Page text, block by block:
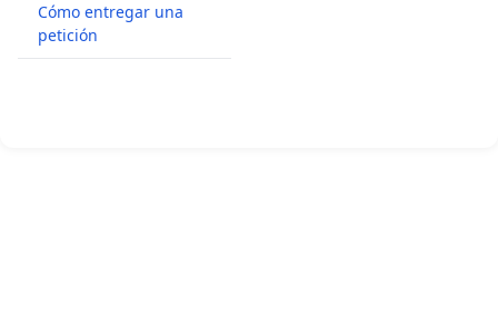
Cómo entregar una
petición